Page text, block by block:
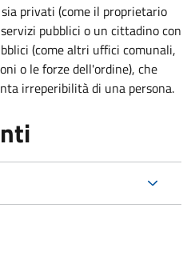
privati (come il proprietario
pubblici o un cittadino con
(come altri uffici comunali,
o le forze dell'ordine), che
irreperibilità di una persona.